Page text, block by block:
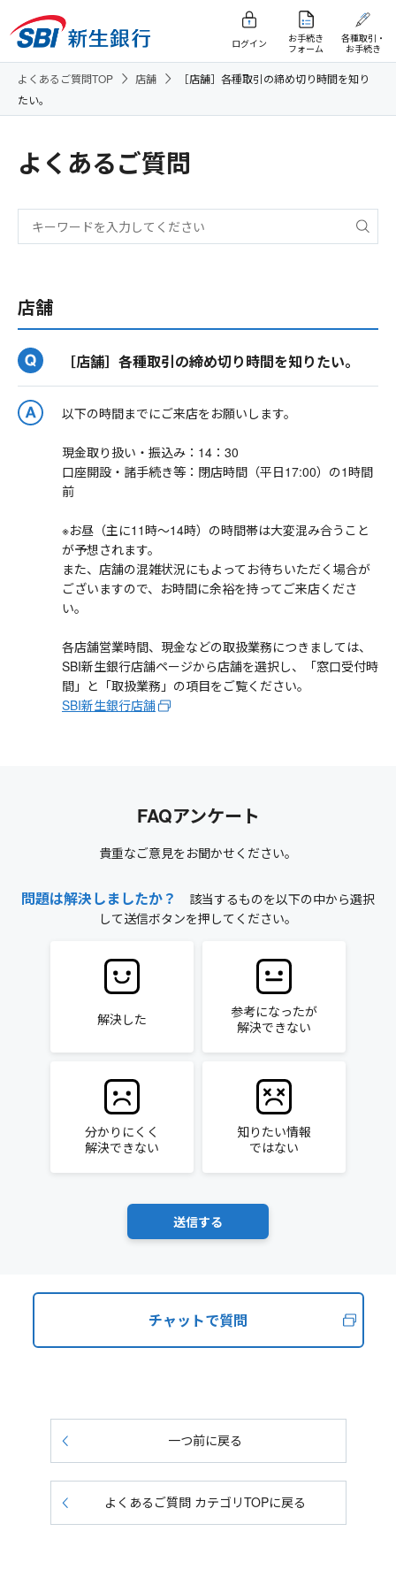
ログイン
お手続き
フォーム
各種取引・
お手続き
よくあるご質問TOP 店舗
［店舗］各種取引の締め切り時間を知り
たい。
よくあるご質問
店舗
［店舗］各種取引の締め切り時間を知りたい。
以下の時間までにご来店をお願いします。
現金取り扱い・振込み：14：30
口座開設・諸手続き等：閉店時間（平日17:00）の1時間
前
※お昼（主に11時～14時）の時間帯は大変混み合うこと
が予想されます。
また、店舗の混雑状況にもよってお待ちいただく場合が
ございますので、お時間に余裕を持ってご来店くださ
い。
各店舗営業時間、現金などの取扱業務につきましては、
SBI新生銀行店舗ページから店舗を選択し、「窓口受付時
間」と「取扱業務」の項目をご覧ください。
SBI新生銀行店舗
FAQアンケート
貴重なご意見をお聞かせください。
問題は解決しましたか？
該当するものを以下の中から選択
して送信ボタンを押してください。
解決した
参考になったが
解決できない
分かりにくく
解決できない
知りたい情報
ではない
チャットで質問
一つ前に戻る
よくあるご質問 カテゴリTOPに戻る